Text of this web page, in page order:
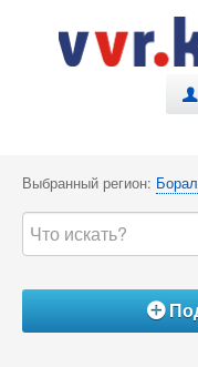
.
Выбранный регион:
Á